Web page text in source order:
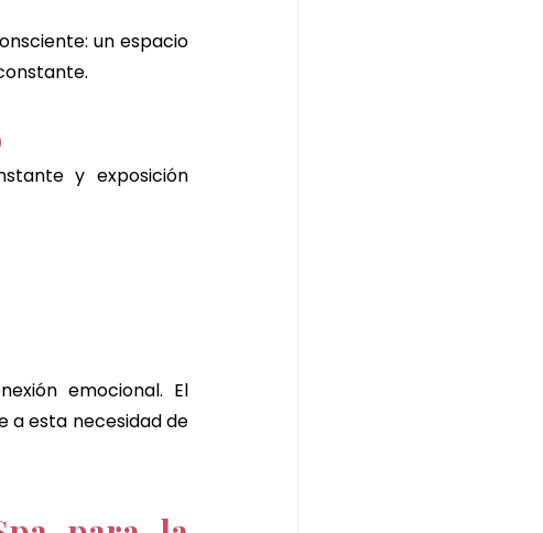
un espacio
y exposición
a esta necesidad de